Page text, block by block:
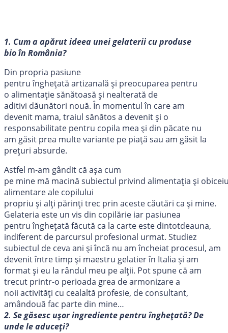
1. Cum a apărut ideea unei gelaterii cu produse
bio în România?
Din propria pasiune
pentru îngheţată artizanală şi preocuparea pentru
o alimentaţie sănătoasă şi nealterată de
aditivi dăunători nouă. În momentul în care am
devenit mama, traiul sănătos a devenit şi o
responsabilitate pentru copila mea şi din păcate nu
am găsit prea multe variante pe piaţă sau am găsit la
preţuri absurde.
Astfel m-am gândit că aşa cum
pe mine mă macină subiectul privind alimentaţia şi
alimentare ale copilului
propriu şi alţi părinţi trec prin aceste căutări ca şi mine.
Gelateria este un vis din copilărie iar pasiunea
pentru îngheţată făcută ca la carte este dintotdeauna,
indiferent de parcursul profesional urmat. Studiez
subiectul de ceva ani şi încă nu am încheiat procesul, am
devenit între timp şi maestru gelatier în Italia şi am
format și eu la rândul meu pe alții. Pot spune că am
trecut printr-o perioada grea de armonizare a
noii activităţi cu cealaltă profesie, de consultant,
amândouă fac parte din mine…
2. Se găsesc uşor ingrediente pentru îngheţată? De
unde le aduceţi?